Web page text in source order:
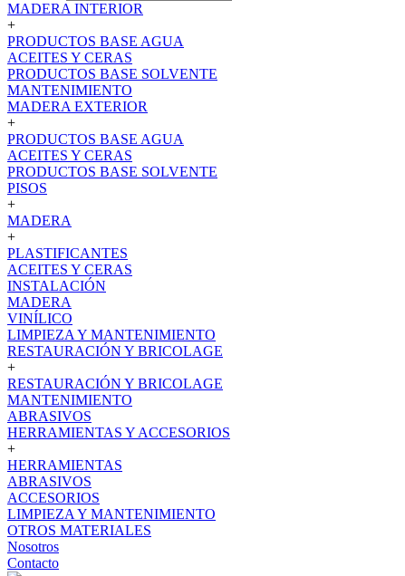
MADERA INTERIOR
+
PRODUCTOS BASE AGUA
ACEITES Y CERAS
PRODUCTOS BASE SOLVENTE
MANTENIMIENTO
MADERA EXTERIOR
+
PRODUCTOS BASE AGUA
ACEITES Y CERAS
PRODUCTOS BASE SOLVENTE
PISOS
+
MADERA
+
PLASTIFICANTES
ACEITES Y CERAS
INSTALACIÓN
MADERA
VINÍLICO
LIMPIEZA Y MANTENIMIENTO
RESTAURACIÓN Y BRICOLAGE
+
RESTAURACIÓN Y BRICOLAGE
MANTENIMIENTO
ABRASIVOS
HERRAMIENTAS Y ACCESORIOS
+
HERRAMIENTAS
ABRASIVOS
ACCESORIOS
LIMPIEZA Y MANTENIMIENTO
OTROS MATERIALES
Nosotros
Contacto